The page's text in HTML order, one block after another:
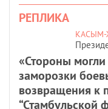
РЕПЛИКА
«Стороны
заморозки
возвращения к
“Стамбульской